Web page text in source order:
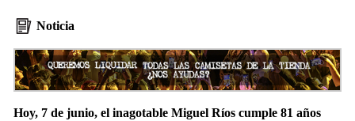
Noticia
Hoy, 7 de junio, el inagotable Miguel Ríos cumple 81 años